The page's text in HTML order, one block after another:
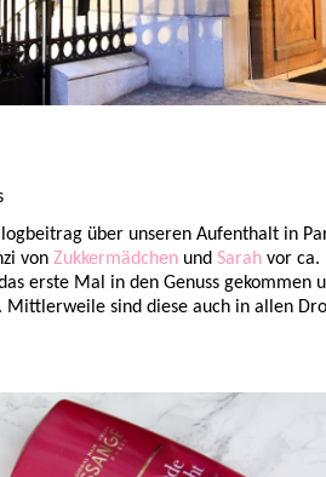
über unseren Aufenthalt in
von Zukkermädchen und Sarah vor ca.
erste Mal in den Genuss gekommen
Mittlerweile sind diese auch in allen